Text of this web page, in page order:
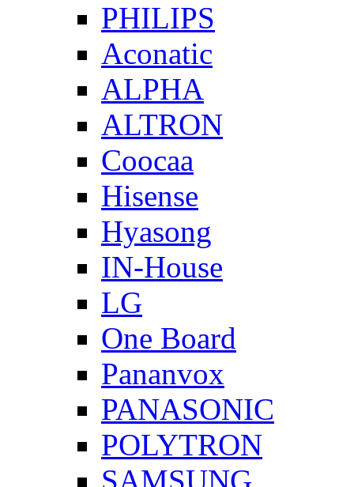
PHILIPS
Aconatic
ALPHA
ALTRON
Coocaa
Hisense
Hyasong
IN-House
LG
One Board
Pananvox
PANASONIC
POLYTRON